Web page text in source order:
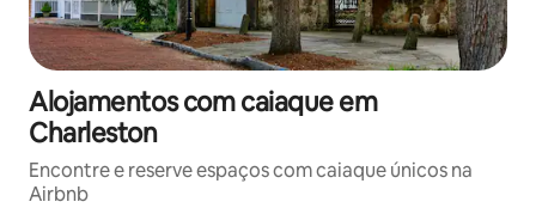
Alojamentos com caiaque em
Charleston
Encontre e reserve espaços com caiaque únicos na
Airbnb